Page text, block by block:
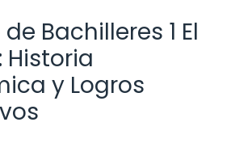
Bachilleres 1 El
Historia
y Logros